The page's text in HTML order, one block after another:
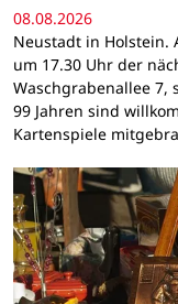
08.08.2026
Neustadt in Holstein.
um 17.30 Uhr der
Waschgrabenallee 7,
99 Jahren sind
Kartenspiele